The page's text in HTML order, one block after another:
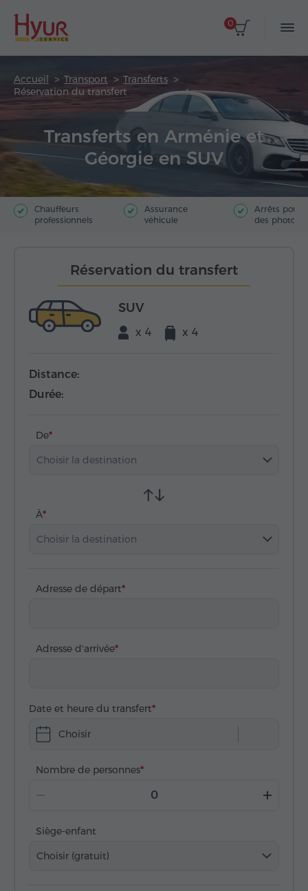
0
Accueil Transport
Transferts
Réservation du transfert
Transferts en Arménie et
Géorgie en SUV
Chauffeurs
professionnels
Assurance
véhicule
Arrêts pour
des photos
Réservation du transfert
SUV
x 4 x 4
Distance:
Durée:
De
Choisir la destination
À
Choisir la destination
Adresse de départ
Adresse d'arrivée
Date et heure du transfert
Choisir
Nombre de personnes
Siège-enfant
Choisir (gratuit)